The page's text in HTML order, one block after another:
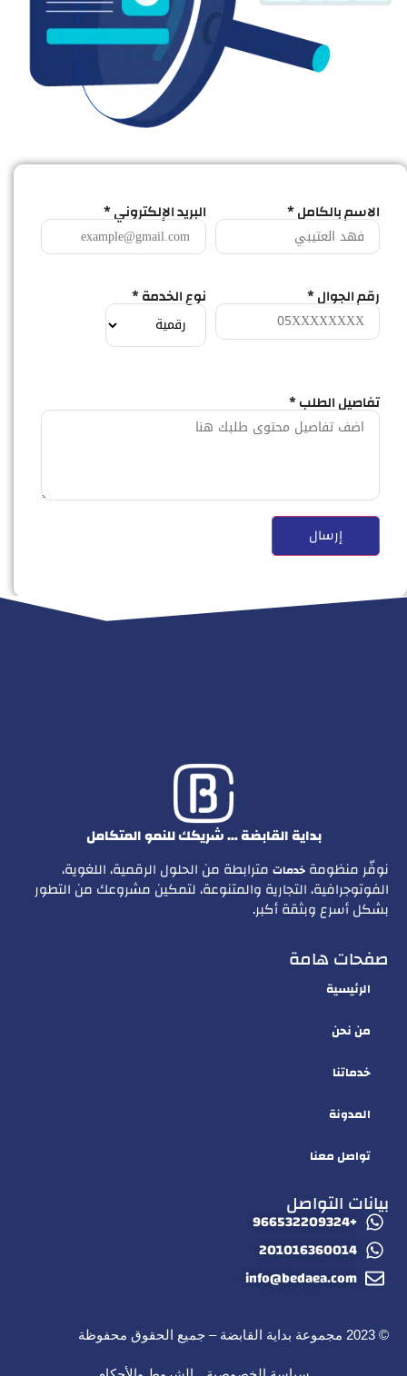
الاسم بالكامل * البريد الإلكتروني *
رقم الجوال * نوع الخدمة *
تفاصيل الطلب *
بداية القابضة … شريكك للنمو المتكامل
نوفّر منظومةخدماتمترابطة من الحلول الرقمية، اللغوية،
الفوتوجرافية، التجارية والمتنوعة، لتمكين مشروعك من التطور
بشكل أسرع وبثقة أكبر.
صفحات هامة
الرئيسية
من نحن
خدماتنا
المدونة
تواصل معنا
بيانات التواصل
+966532209324
201016360014
info@bedaea.com